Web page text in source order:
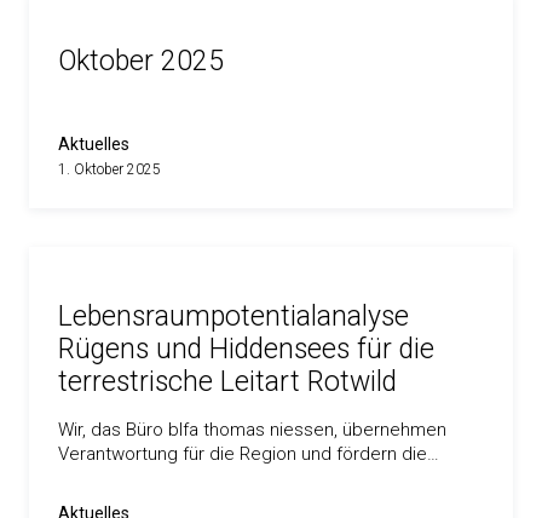
Oktober 2025
Aktuelles
1. Oktober 2025
Lebensraumpotentialanalyse
Rügens und Hiddensees für die
terrestrische Leitart Rotwild
Wir, das Büro blfa thomas niessen, übernehmen
Verantwortung für die Region und fördern die…
Aktuelles